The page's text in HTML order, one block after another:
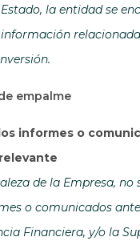
la entidad se
empalme
informes o
de la Empresa, no
o comunicados
Financiera, y/o la